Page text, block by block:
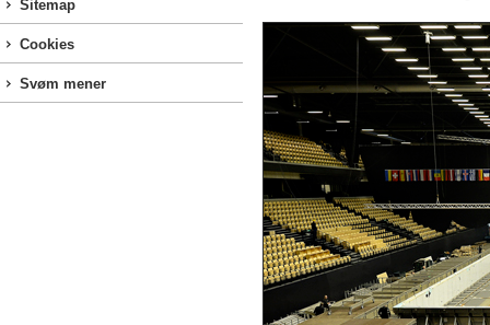
Sitemap
Cookies
Svøm mener